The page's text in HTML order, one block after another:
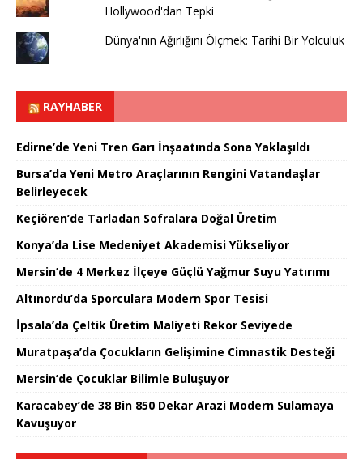
Hollywood'dan Tepki
Dünya'nın Ağırlığını Ölçmek: Tarihi Bir Yolculuk
RAYHABER
Edirne’de Yeni Tren Garı İnşaatında Sona Yaklaşıldı
Bursa’da Yeni Metro Araçlarının Rengini Vatandaşlar
Belirleyecek
Keçiören’de Tarladan Sofralara Doğal Üretim
Konya’da Lise Medeniyet Akademisi Yükseliyor
Mersin’de 4 Merkez İlçeye Güçlü Yağmur Suyu Yatırımı
Altınordu’da Sporculara Modern Spor Tesisi
İpsala’da Çeltik Üretim Maliyeti Rekor Seviyede
Muratpaşa’da Çocukların Gelişimine Cimnastik Desteği
Mersin’de Çocuklar Bilimle Buluşuyor
Karacabey’de 38 Bin 850 Dekar Arazi Modern Sulamaya
Kavuşuyor